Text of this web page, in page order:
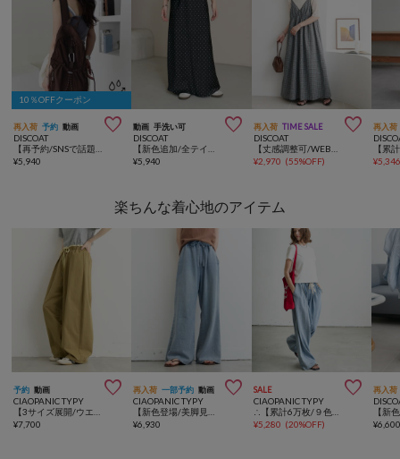
10％OFFクーポン
再入荷 予約 動画 
DISCOAT
¥5,940
動画 手洗い可 
DISCOAT
¥5,940
再入荷 TIME SALE 
DISCOAT
¥2,970 (55%OFF)
再入荷
¥
楽ちんな着心地のアイテム
予約 動画 
CIAOPANIC TYPY
¥7,700
再入荷 一部予約 動画 
CIAOPANIC TYPY
¥6,930
SALE 
CIAOPANIC TYPY
¥5,280 (20%OFF)
再入荷
¥